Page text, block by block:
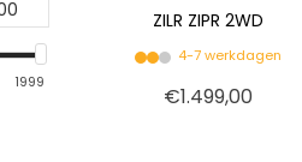
1999
ZILR ZIPR 2WD
4-7 werkdagen
€1.499,00